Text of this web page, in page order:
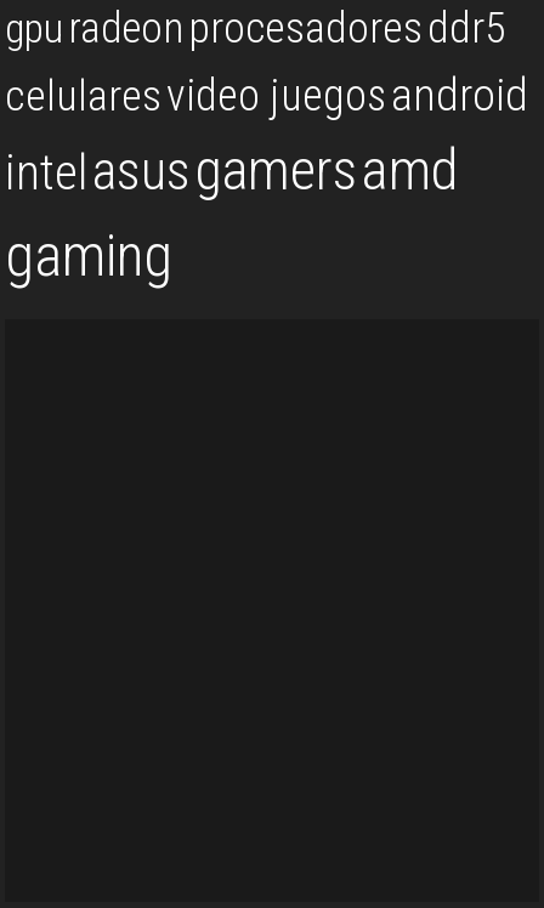
gpu radeon procesadoresddr5
celularesvideo juegosandroid
intelasusgamersamd
gaming